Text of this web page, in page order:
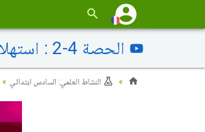
الحصة 4-2 : استهلاك الطاقة الكهربائية
النشاط العلمي: السادس ابتدائي